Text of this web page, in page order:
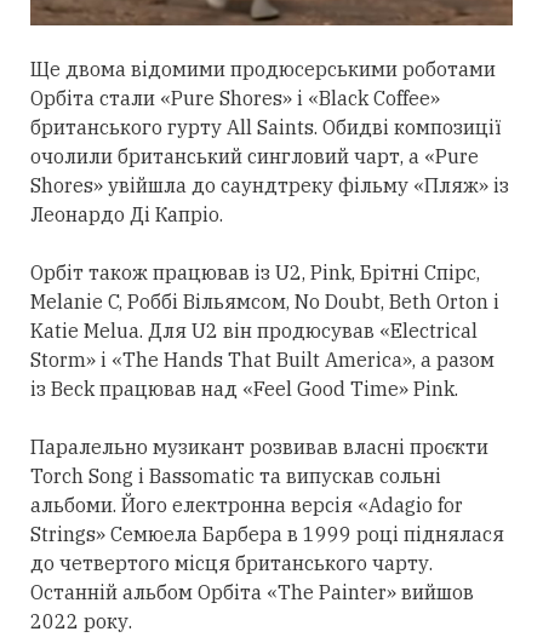
Ще двома відомими продюсерськими роботами
Орбіта стали «Pure Shores» і «Black Coffee»
британського гурту All Saints. Обидві композиції
очолили британський сингловий чарт, а «Pure
Shores» увійшла до саундтреку фільму «Пляж» із
Леонардо Ді Капріо.
Орбіт також працював із U2, Pink, Брітні Спірс,
Melanie C, Роббі Вільямсом, No Doubt, Beth Orton і
Katie Melua. Для U2 він продюсував «Electrical
Storm» і «The Hands That Built America», а разом
із Beck працював над «Feel Good Time» Pink.
Паралельно музикант розвивав власні проєкти
Torch Song і Bassomatic та випускав сольні
альбоми. Його електронна версія «Adagio for
Strings» Семюела Барбера в 1999 році піднялася
до четвертого місця британського чарту.
Останній альбом Орбіта «The Painter» вийшов
2022 року.